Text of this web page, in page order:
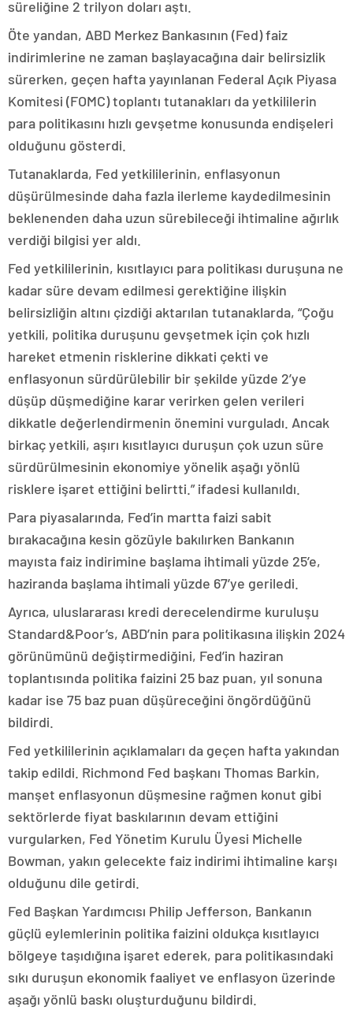
süreliğine 2 trilyon doları aştı.
Öte yandan, ABD Merkez Bankasının (Fed) faiz
indirimlerine ne zaman başlayacağına dair belirsizlik
sürerken, geçen hafta yayınlanan Federal Açık Piyasa
Komitesi (FOMC) toplantı tutanakları da yetkililerin
para politikasını hızlı gevşetme konusunda endişeleri
olduğunu gösterdi.
Tutanaklarda, Fed yetkililerinin, enflasyonun
düşürülmesinde daha fazla ilerleme kaydedilmesinin
beklenenden daha uzun sürebileceği ihtimaline ağırlık
verdiği bilgisi yer aldı.
Fed yetkililerinin, kısıtlayıcı para politikası duruşuna ne
kadar süre devam edilmesi gerektiğine ilişkin
belirsizliğin altını çizdiği aktarılan tutanaklarda, “Çoğu
yetkili, politika duruşunu gevşetmek için çok hızlı
hareket etmenin risklerine dikkati çekti ve
enflasyonun sürdürülebilir bir şekilde yüzde 2’ye
düşüp düşmediğine karar verirken gelen verileri
dikkatle değerlendirmenin önemini vurguladı. Ancak
birkaç yetkili, aşırı kısıtlayıcı duruşun çok uzun süre
sürdürülmesinin ekonomiye yönelik aşağı yönlü
risklere işaret ettiğini belirtti.” ifadesi kullanıldı.
Para piyasalarında, Fed’in martta faizi sabit
bırakacağına kesin gözüyle bakılırken Bankanın
mayısta faiz indirimine başlama ihtimali yüzde 25’e,
haziranda başlama ihtimali yüzde 67’ye geriledi.
Ayrıca, uluslararası kredi derecelendirme kuruluşu
Standard&Poor’s, ABD’nin para politikasına ilişkin 2024
görünümünü değiştirmediğini, Fed’in haziran
toplantısında politika faizini 25 baz puan, yıl sonuna
kadar ise 75 baz puan düşüreceğini öngördüğünü
bildirdi.
Fed yetkililerinin açıklamaları da geçen hafta yakından
takip edildi. Richmond Fed başkanı Thomas Barkin,
manşet enflasyonun düşmesine rağmen konut gibi
sektörlerde fiyat baskılarının devam ettiğini
vurgularken, Fed Yönetim Kurulu Üyesi Michelle
Bowman, yakın gelecekte faiz indirimi ihtimaline karşı
olduğunu dile getirdi.
Fed Başkan Yardımcısı Philip Jefferson, Bankanın
güçlü eylemlerinin politika faizini oldukça kısıtlayıcı
bölgeye taşıdığına işaret ederek, para politikasındaki
sıkı duruşun ekonomik faaliyet ve enflasyon üzerinde
aşağı yönlü baskı oluşturduğunu bildirdi.